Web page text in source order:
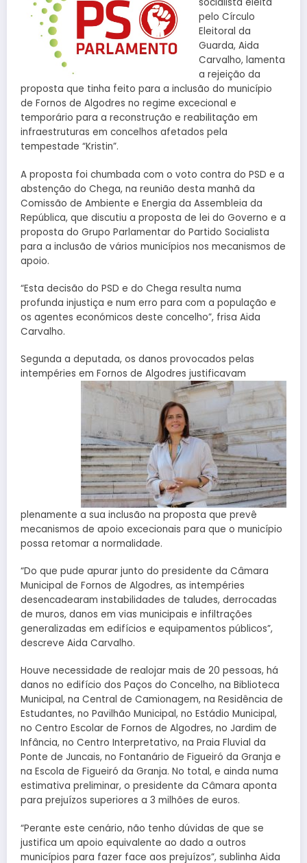
socialista eleita
pelo Círculo
Eleitoral da
Guarda, Aida
Carvalho, lamenta
a rejeição da
proposta que tinha feito para a inclusão do município
de Fornos de Algodres no regime excecional e
temporário para a reconstrução e reabilitação em
infraestruturas em concelhos afetados pela
tempestade “Kristin”.
A proposta foi chumbada com o voto contra do PSD e a
abstenção do Chega, na reunião desta manhã da
Comissão de Ambiente e Energia da Assembleia da
República, que discutiu a proposta de lei do Governo e a
proposta do Grupo Parlamentar do Partido Socialista
para a inclusão de vários municípios nos mecanismos de
apoio.
“Esta decisão do PSD e do Chega resulta numa
profunda injustiça e num erro para com a população e
os agentes económicos deste concelho”, frisa Aida
Carvalho.
Segunda a deputada, os danos provocados pelas
intempéries em Fornos de Algodres justificavam
plenamente a sua inclusão na proposta que prevê
mecanismos de apoio excecionais para que o município
possa retomar a normalidade.
“Do que pude apurar junto do presidente da Câmara
Municipal de Fornos de Algodres, as intempéries
desencadearam instabilidades de taludes, derrocadas
de muros, danos em vias municipais e infiltrações
generalizadas em edifícios e equipamentos públicos”,
descreve Aida Carvalho.
Houve necessidade de realojar mais de 20 pessoas, há
danos no edifício dos Paços do Concelho, na Biblioteca
Municipal, na Central de Camionagem, na Residência de
Estudantes, no Pavilhão Municipal, no Estádio Municipal,
no Centro Escolar de Fornos de Algodres, no Jardim de
Infância, no Centro Interpretativo, na Praia Fluvial da
Ponte de Juncais, no Fontanário de Figueiró da Granja e
na Escola de Figueiró da Granja. No total, e ainda numa
estimativa preliminar, o presidente da Câmara aponta
para prejuízos superiores a 3 milhões de euros.
“Perante este cenário, não tenho dúvidas de que se
justifica um apoio equivalente ao dado a outros
municípios para fazer face aos prejuízos”, sublinha Aida